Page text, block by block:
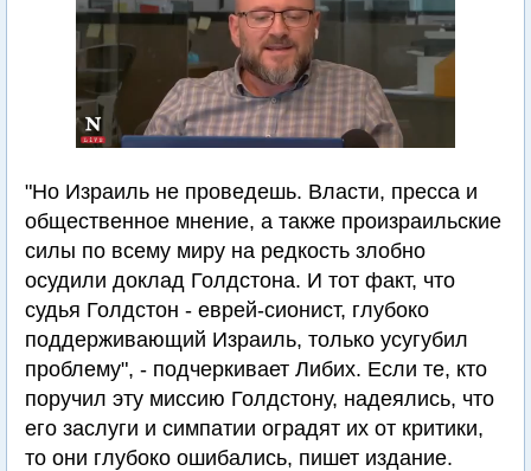
"Но Израиль не проведешь. Власти, пресса и
общественное мнение, а также произраильские
силы по всему миру на редкость злобно
осудили доклад Голдстона. И тот факт, что
судья Голдстон - еврей-сионист, глубоко
поддерживающий Израиль, только усугубил
проблему", - подчеркивает Либих. Если те, кто
поручил эту миссию Голдстону, надеялись, что
его заслуги и симпатии оградят их от критики,
то они глубоко ошибались, пишет издание.